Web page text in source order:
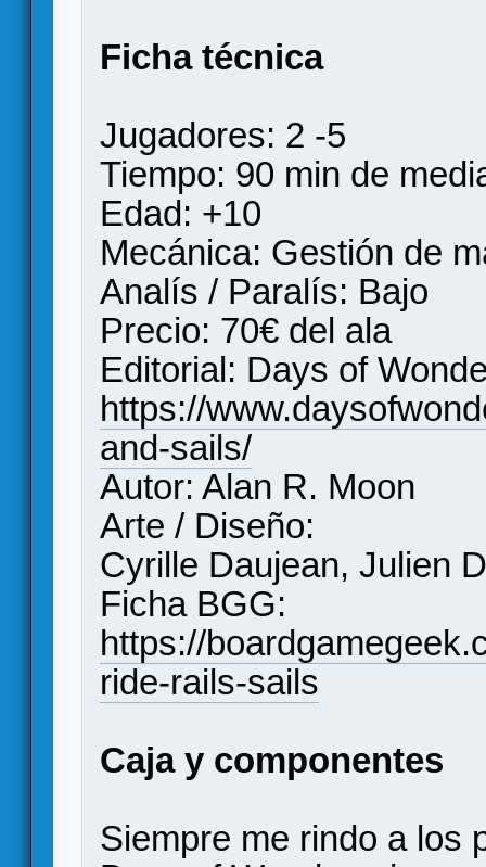
Ficha técnica
Jugadores: 2 -5
Tiempo: 90 min de
Edad: +10
Mecánica: Gestión de
Analís / Paralís: Bajo
Precio: 70€ del ala
Editorial: Days of
https://
and-sails/
Autor: Alan R. Moon
Arte / Diseño:
Cyrille Daujean, Julien
Ficha BGG:
https://
ride-rails-sails
Caja y componentes
Siempre me rindo a los